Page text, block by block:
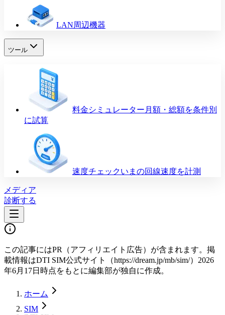
LAN周辺機器
ツール
料金シミュレーター 月額・総額を条件別
に試算
速度チェックいまの回線速度を計測
メディア
診断する
この記事にはPR（アフィリエイト広告）が含まれます。掲
載情報はDTI SIM公式サイト（https://dream.jp/mb/sim/）2026
年6月17日時点をもとに編集部が独自に作成。
ホーム
SIM